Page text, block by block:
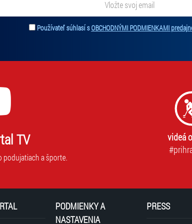
zasielať novinky. Vaša adresa nebude zdieľaná s tretími
Používateľ súhlasí sOBCHODNÝMI PODMIENKAMI
TV
podujatiach a športe.
videá
PODMIENKY A
NASTAVENIA
PRESS